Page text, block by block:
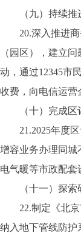
（九）持续
20.深入推进
（园区），建立
动，通过12345市
收费，向电信运营
（十）完成
21.2025年度
增容业务办理同城
电气暖等市政配
（十一）探
22.制定《北
纳入地下管线防护